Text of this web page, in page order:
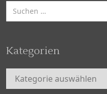
Suchen
nach:
Kategorien
Kategorien